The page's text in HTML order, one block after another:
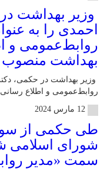
وزیر بهداشت
احمدی را به
روابط‌عمومی و
بهداشت منصوب
وزیر بهداشت در حکمی،
روابط‌عمومی و اطلاع
12 مارس 2024
طی حکمی از
شورای اسلامی
سمت «مدیر